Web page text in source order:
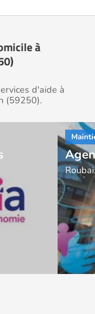
à
d'aide à
(59250).